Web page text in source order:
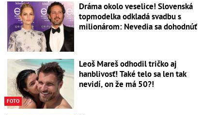
Dráma okolo veselice! Slovenská
topmodelka odkladá svadbu s
milionárom: Nevedia sa dohodnúť
FOTO
Leoš Mareš odhodil tričko aj
hanblivosť! Také telo sa len tak
nevidí, on že má 50?!